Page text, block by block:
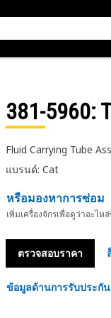
381-5960:
Fluid Carrying Tube
แบรนด์: Cat
หรือมองหาการซ่อม
เพิ่มเครื่องจักรเพื่อดูว่าอะไ
ตรวจสอบราคา
ข้อมูลด้านการรับประกัน